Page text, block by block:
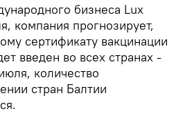
бизнеса Lux
компания прогнозирует,
сертификату вакцинации
введен во всех странах -
количество
стран Балтии